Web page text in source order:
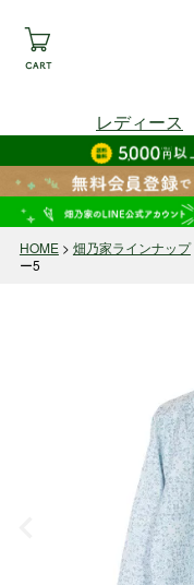
レディース
HOME 畑乃家ラインナップ
ー5